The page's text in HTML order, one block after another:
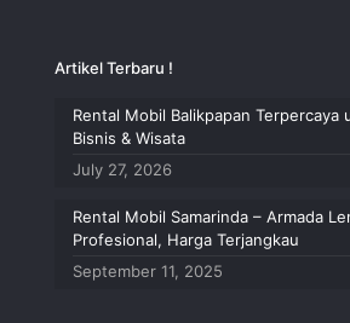
Artikel Terbaru !
Rental Mobil Balikpapan Terpercaya
Bisnis & Wisata
July 27, 2026
Rental Mobil Samarinda – Armada
Profesional, Harga Terjangkau
September 11, 2025